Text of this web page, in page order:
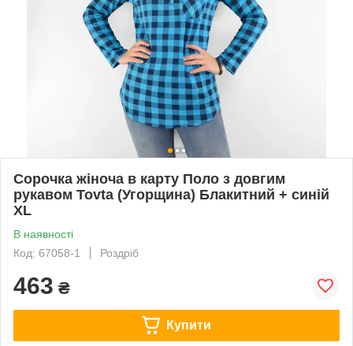
Сорочка жіноча в карту Поло з довгим
рукавом Tovta (Угорщина) Блакитний + синій
XL
В наявності
Код: 67058-1
Роздріб
463 ₴
Купити